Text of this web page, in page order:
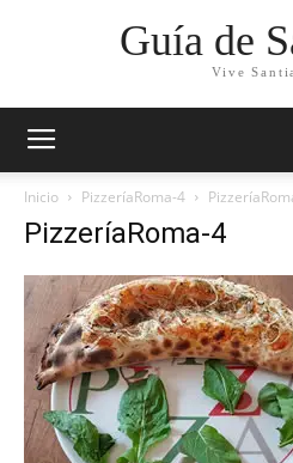
Guía de
Vive
Inicio PizzeríaRoma-4
PizzeríaRoma-4